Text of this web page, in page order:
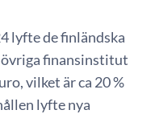
lyfte de finländska
finansinstitut
vilket är ca 20 %
lyfte nya